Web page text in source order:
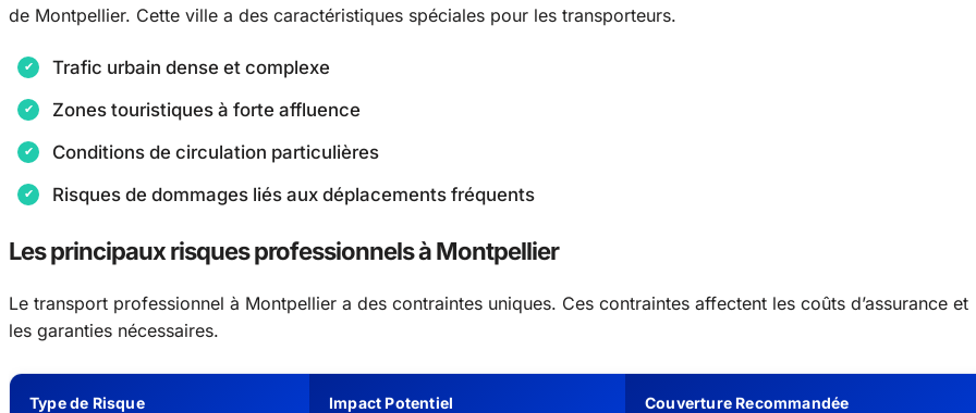
de Montpellier. Cette ville a des caractéristiques spéciales pour les transporteurs.
Trafic urbain dense et complexe
Zones touristiques à forte affluence
Conditions de circulation particulières
Risques de dommages liés aux déplacements fréquents
Les principaux risques professionnels à Montpellier
Le transport professionnel à Montpellier a des contraintes uniques. Ces contraintes affectent les coûts d’assurance et
les garanties nécessaires.
Type de Risque Impact Potentiel Couverture Recommandée